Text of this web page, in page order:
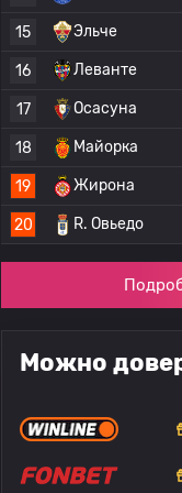
15 Эльче
16 Леванте
17 Осасуна
18 Майорка
19 Жирона
20 R. Овьедо
Можно